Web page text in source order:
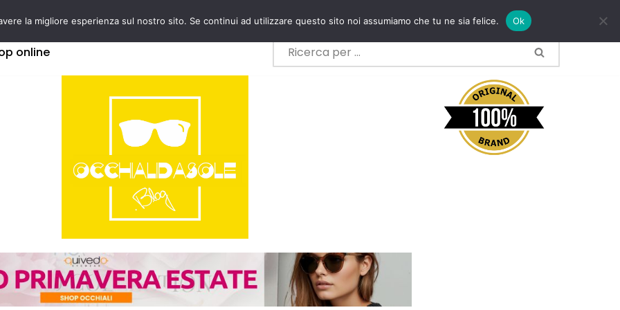
online
la migliore esperienza sul nostro sito. Se continui ad utilizzare questo sito noi assumiamo che tu ne sia felice. Ok